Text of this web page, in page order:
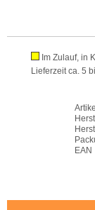
Im Zulauf, in
Lieferzeit ca. 5
EAN